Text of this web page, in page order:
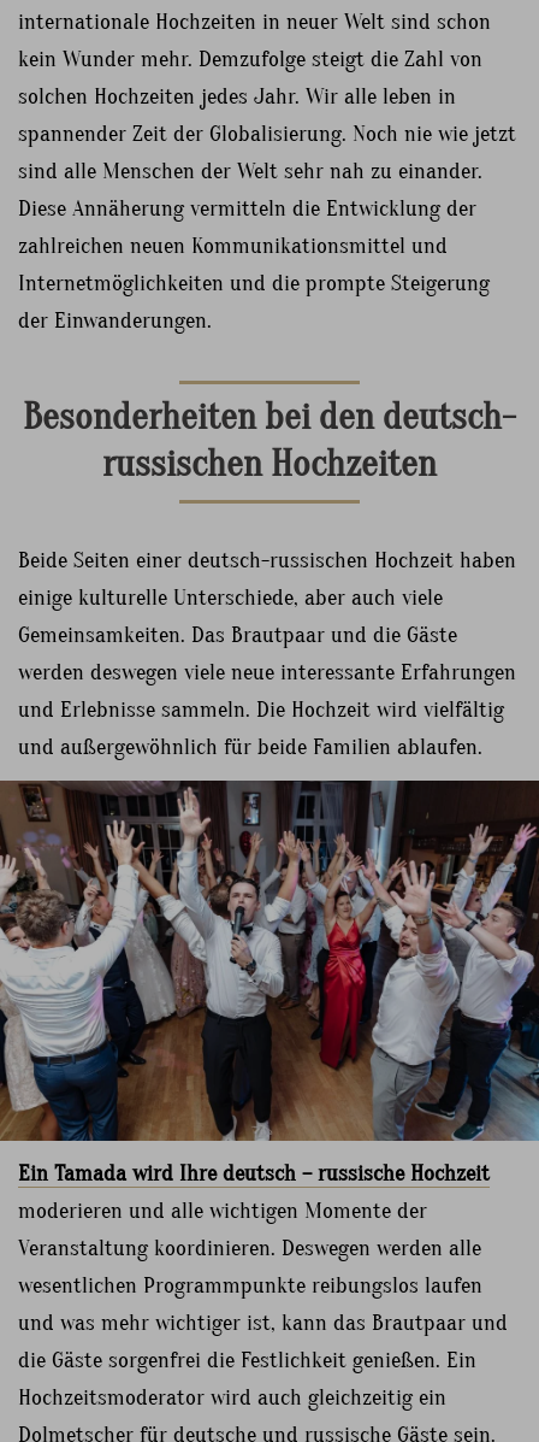
internationale Hochzeiten in neuer Welt sind schon
kein Wunder mehr. Demzufolge steigt die Zahl von
solchen Hochzeiten jedes Jahr. Wir alle leben in
spannender Zeit der Globalisierung. Noch nie wie jetzt
sind alle Menschen der Welt sehr nah zu einander.
Diese Annäherung vermitteln die Entwicklung der
zahlreichen neuen Kommunikationsmittel und
Internetmöglichkeiten und die prompte Steigerung
der Einwanderungen.
Besonderheiten bei den deutsch-
russischen Hochzeiten
Beide Seiten einer deutsch-russischen Hochzeit haben
einige kulturelle Unterschiede, aber auch viele
Gemeinsamkeiten. Das Brautpaar und die Gäste
werden deswegen viele neue interessante Erfahrungen
und Erlebnisse sammeln. Die Hochzeit wird vielfältig
und außergewöhnlich für beide Familien ablaufen.
Ein Tamada wird Ihre deutsch – russische Hochzeit
moderieren und alle wichtigen Momente der
Veranstaltung koordinieren. Deswegen werden alle
wesentlichen Programmpunkte reibungslos laufen
und was mehr wichtiger ist, kann das Brautpaar und
die Gäste sorgenfrei die Festlichkeit genießen. Ein
Hochzeitsmoderator wird auch gleichzeitig ein
Dolmetscher für deutsche und russische Gäste sein.